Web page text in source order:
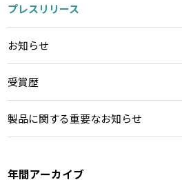
プレスリリース
お知らせ
受賞歴
製品に関する重要なお知らせ
年間アーカイブ